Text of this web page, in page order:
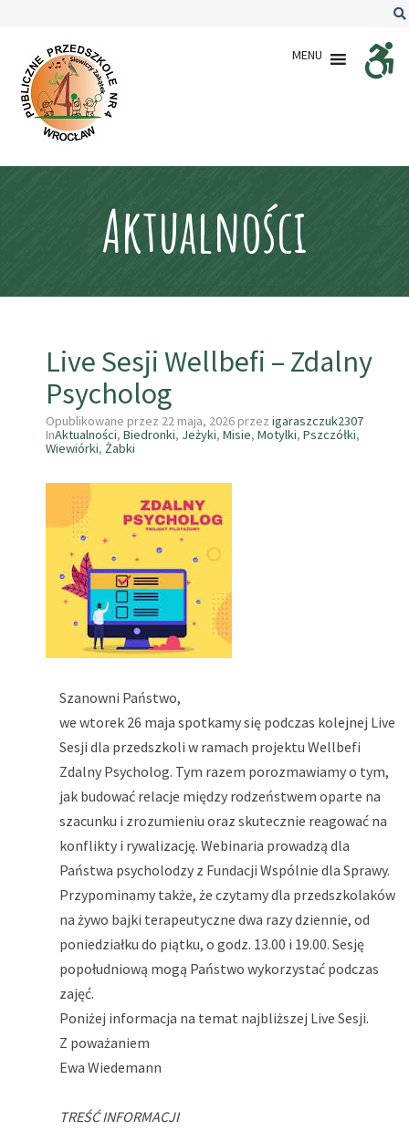
Wellbefi
MENU
Aktualności
Live Sesji Wellbefi – Zdalny
Psycholog
Opublikowane przez 22 maja, 2026 przez igaraszczuk2307
InAktualności, Biedronki, Jeżyki, Misie, Motylki, Pszczółki,
Wiewiórki, Żabki
Szanowni Państwo,
we wtorek 26 maja spotkamy się podczas kolejnej Live
Sesji dla przedszkoli w ramach projektu Wellbefi
Zdalny Psycholog. Tym razem porozmawiamy o tym,
jak budować relacje między rodzeństwem oparte na
szacunku i zrozumieniu oraz skutecznie reagować na
konflikty i rywalizację. Webinaria prowadzą dla
Państwa psycholodzy z Fundacji Wspólnie dla Sprawy.
Przypominamy także, że czytamy dla przedszkolaków
na żywo bajki terapeutyczne dwa razy dziennie, od
poniedziałku do piątku, o godz. 13.00 i 19.00. Sesję
popołudniową mogą Państwo wykorzystać podczas
zajęć.
Poniżej informacja na temat najbliższej Live Sesji.
Z poważaniem
Ewa Wiedemann
TREŚĆ INFORMACJI